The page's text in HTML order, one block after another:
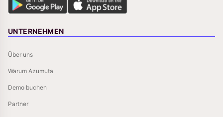
UNTERNEHMEN
Über uns
Warum Azumuta
Demo buchen
Partner